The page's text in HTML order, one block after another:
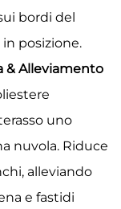
bordi del
posizione.
& Alleviamento
uno
nuvola. Riduce
alleviando
e fastidi